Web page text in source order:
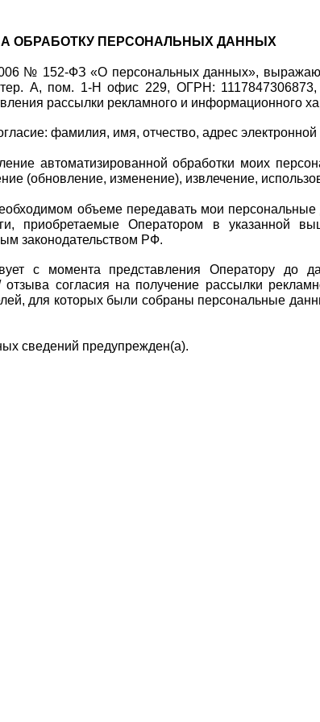
ОБРАБОТКУ ПЕРСОНАЛЬНЫХ ДАННЫХ
№ 152-ФЗ «О персональных данных»,
А, пом. 1-Н офис 229, ОГРН:
рассылки рекламного и информационного
фамилия, имя, отчество, адрес
автоматизированной обработки моих
(обновление, изменение), извлечение,
объеме передавать мои
приобретаемые Оператором в указанной
законодательством РФ.
с момента представления Оператору до
согласия на получение рассылки
для которых были собраны персональные
сведений предупрежден(а).